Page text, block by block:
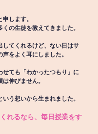
します。
の生徒を教えてきました。
してくれるけど、ない日はサ
をよく耳にしました。
せても「わかったつもり」に
伸びません。
う想いから生まれました。
れるなら、毎日授業をす